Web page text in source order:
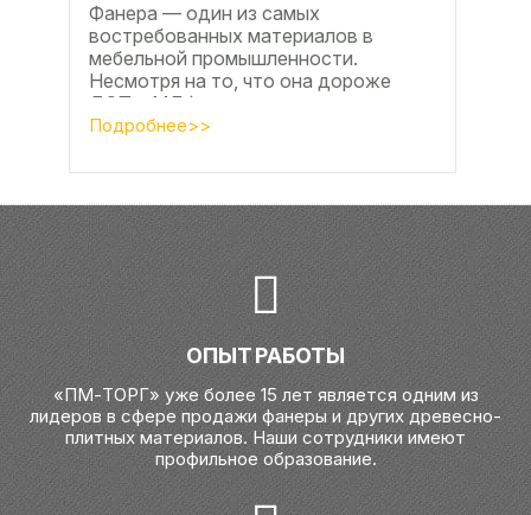
Фанера — один из самых
востребованных материалов в
мебельной промышленности.
Несмотря на то, что она дороже
ДСП и МДФ , ее очень часто
используют для изготовления...
Подробнее>>
ОПЫТ РАБОТЫ
«ПМ-ТОРГ» уже более 15 лет является одним из
лидеров в сфере продажи фанеры и других древесно-
плитных материалов. Наши сотрудники имеют
профильное образование.